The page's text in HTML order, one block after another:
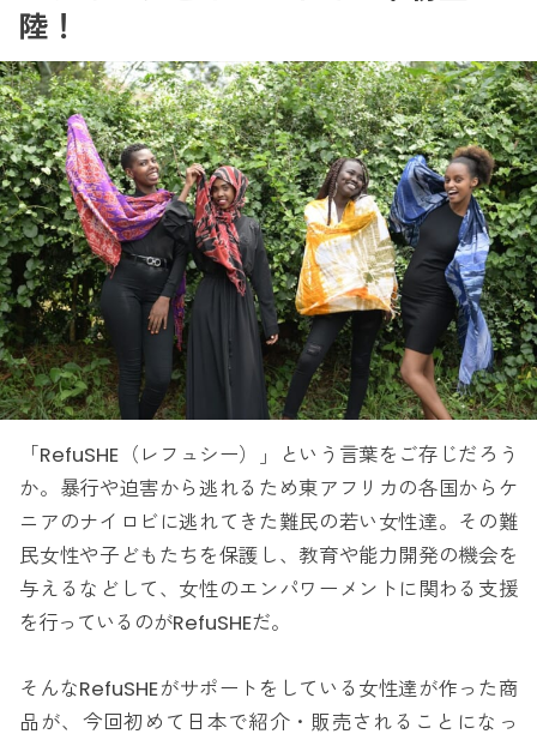
陸！
「RefuSHE（レフュシー）」という言葉をご存じだろう
か。暴行や迫害から逃れるため東アフリカの各国からケ
ニアのナイロビに逃れてきた難民の若い女性達。その難
民女性や子どもたちを保護し、教育や能力開発の機会を
与えるなどして、女性のエンパワーメントに関わる支援
を行っているのがRefuSHEだ。
そんなRefuSHEがサポートをしている女性達が作った商
品が、今回初めて日本で紹介・販売されることになっ